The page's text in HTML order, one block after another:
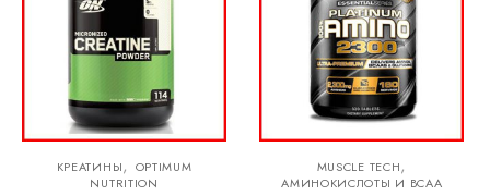
КРЕАТИНЫ, OPTIMUM
NUTRITION
MUSCLE TECH,
АМИНОКИСЛОТЫ И BCAA